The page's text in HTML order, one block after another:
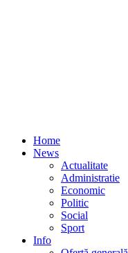
Home
News
Actualitate
Administratie
Economic
Politic
Social
Sport
Info